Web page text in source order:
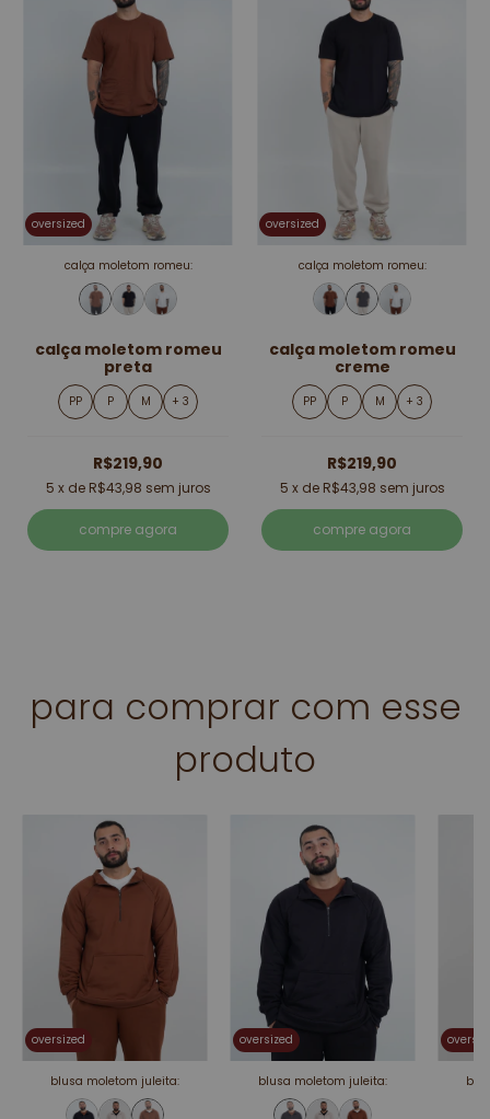
oversized
calça moletom romeu:
calça moletom romeu
preta
PP P M + 3
R$219,90
5 x de R$43,98 sem juros
compre agora
oversized
calça moletom romeu:
calça moletom romeu
creme
PP P M + 3
R$219,90
5 x de R$43,98 sem juros
compre agora
para comprar com esse
produto
oversized
blusa moletom juleita:
oversized
blusa moletom juleita: